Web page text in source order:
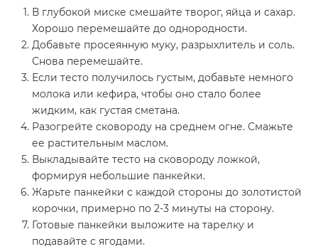
В глубокой миске смешайте творог, яйца и сахар.
Хорошо перемешайте до однородности.
Добавьте просеянную муку, разрыхлитель и соль.
Снова перемешайте.
Если тесто получилось густым, добавьте немного
молока или кефира, чтобы оно стало более
жидким, как густая сметана.
Разогрейте сковороду на среднем огне. Смажьте
ее растительным маслом.
Выкладывайте тесто на сковороду ложкой,
формируя небольшие панкейки.
Жарьте панкейки с каждой стороны до золотистой
корочки, примерно по 2-3 минуты на сторону.
Готовые панкейки выложите на тарелку и
подавайте с ягодами.